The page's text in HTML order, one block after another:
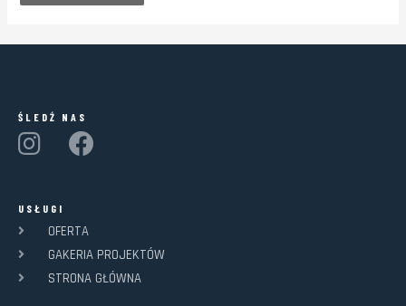
ŚLEDŹ NAS
USŁUGI
OFERTA
GAKERIA PROJEKTÓW
STRONA GŁÓWNA